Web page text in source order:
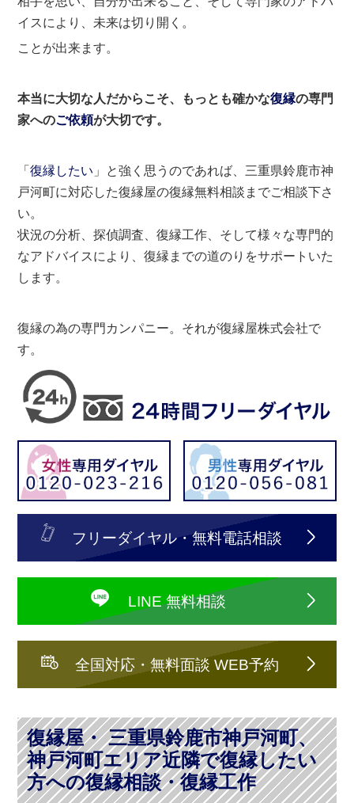
イスにより、未来は切り開く。
ことが出来ます。
本当に大切な人だからこそ、もっとも確かな復縁の専門
家へのご依頼が大切です。
「復縁したい 」と強く思うのであれば、三重県鈴鹿市神
戸河町に対応した復縁屋の復縁無料相談までご相談下さ
い。
状況の分析、探偵調査、復縁工作、そして様々な専門的
なアドバイスにより、復縁までの道のりをサポートいた
します。
復縁の為の専門カンパニー。それが復縁屋株式会社で
す。
フリーダイヤル・無料電話相談
LINE 無料相談
全国対応・無料面談 WEB予約
復縁屋・ 三重県鈴鹿市神戸河町、
神戸河町エリア近隣で復縁したい
方への復縁相談・復縁工作